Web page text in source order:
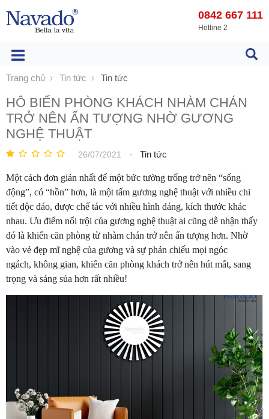
0842 667 111
Hotline 2
Trang chủ Tin tức Tin tức
HÔ BIẾN PHÒNG KHÁCH NHÀM CHÁN
TRỞ NÊN ẤN TƯỢNG NHỜ GƯƠNG
NGHỆ THUẬT
26/07/2021 - Tin tức
Một cách đơn giản nhất để một bức tường trống trở nên “sống
động”, có “hồn” hơn, là một tấm gương nghệ thuật với nhiều chi
tiết độc đáo, được chế tác với nhiều hình dáng, kích thước khác
nhau. Ưu điểm nổi trội của gương nghệ thuật ai cũng dễ nhận thấy
đó là khiến căn phòng từ nhàm chán trở nên ấn tượng hơn. Nhờ
vào vẻ đẹp mĩ nghệ của gương và sự phản chiếu mọi ngóc
ngách, không gian, khiến căn phòng khách trở nên hút mắt, sang
trọng và sáng sủa hơn rất nhiều!